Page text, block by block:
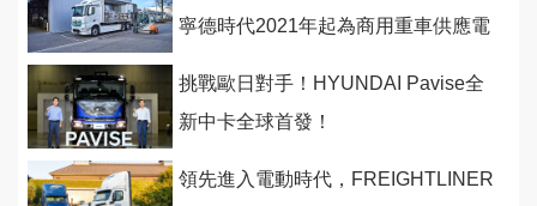
寧德時代2021年起為商用重車供應電
挑戰歐日對手！HYUNDAI Pavise全
新中卡全球首發！
領先進入電動時代，FREIGHTLINER